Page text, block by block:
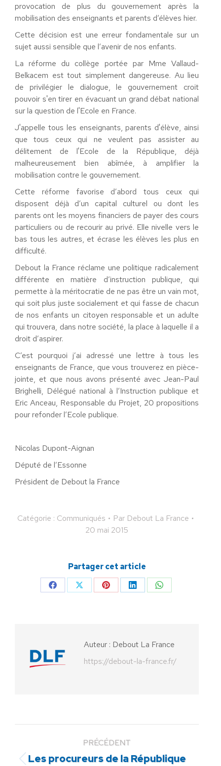
provocation de plus du gouvernement après la
mobilisation des enseignants et parents d’élèves hier.
Cette décision est une erreur fondamentale sur un
sujet aussi sensible que l’avenir de nos enfants.
La réforme du collège portée par Mme Vallaud-
Belkacem est tout simplement dangereuse. Au lieu
de privilégier le dialogue, le gouvernement croit
pouvoir s'en tirer en évacuant un grand débat national
sur la question de l'Ecole en France.
J'appelle tous les enseignants, parents d'élève, ainsi
que tous ceux qui ne veulent pas assister au
délitement de l'Ecole de la République, déjà
malheureusement bien abîmée, à amplifier la
mobilisation contre le gouvernement.
Cette réforme favorise d’abord tous ceux qui
disposent déjà d’un capital culturel ou dont les
parents ont les moyens financiers de payer des cours
particuliers ou de recourir au privé. Elle nivelle vers le
bas tous les autres, et écrase les élèves les plus en
difficulté.
Debout la France réclame une politique radicalement
différente en matière d’instruction publique, qui
permette à la méritocratie de ne pas être un vain mot,
qui soit plus juste socialement et qui fasse de chacun
de nos enfants un citoyen responsable et un adulte
qui trouvera, dans notre société, la place à laquelle il a
droit d’aspirer.
C’est pourquoi j’ai adressé une lettre à tous les
enseignants de France, que vous trouverez en pièce-
jointe, et que nous avons présenté avec Jean-Paul
Brighelli, Délégué national à l’Instruction publique et
Eric Anceau, Responsable du Projet, 20 propositions
pour refonder l’Ecole publique.
Nicolas Dupont-Aignan
Député de l’Essonne
Président de Debout la France
Catégorie : Communiqués Par Debout La France
20 mai 2015
Partager cet article
PartagerPartagerPartagerPartagerPartager
Auteur : Debout La France
https://debout-la-france.fr/
PRÉCÉDENT
Article
Les procureurs de la République